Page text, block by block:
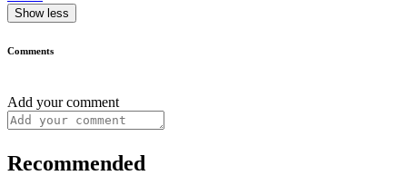
Show less
Comments
Add your comment
Recommended